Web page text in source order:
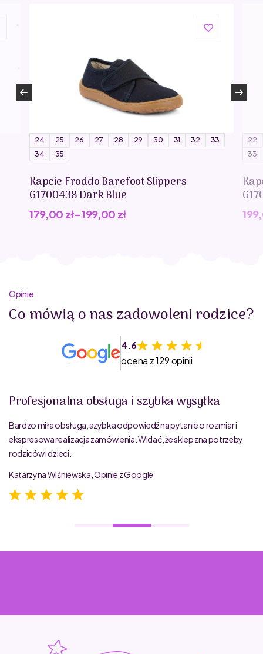
24 25 26 27 28 29 30 31 32
33
34
35
Kapcie Froddo Barefoot Slippers
G1700438 Dark Blue
179,00 zł–199,00 zł
22
33
Opinie
Co mówią o nas zadowoleni rodzice?
4.6
ocena z 129 opinii
Profesjonalna obsługa i szybka wysyłka
Bardzo miła obsługa, szybka odpowiedź na pytanie o rozmiar i
ekspresowa realizacja zamówienia. Widać, że sklep zna potrzeby
rodziców i dzieci.
Katarzyna Wiśniewska, Opinie z Google